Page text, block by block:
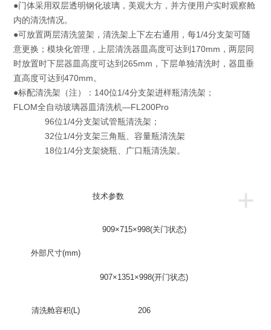
●门体采用双层透明钢化玻璃，美观大方，并方便用户实时观察舱
内的清洗情况。
●可放置两层清洗篮架，清洗架上下左右通用，每1/4分支架可随
意更换；模块化管理，上层清洗器皿高度可达到170mm，两层同
时放置时下层器皿高度可达到265mm，下层单独清洗时，器皿垂
直高度可达到470mm。
●标配清洗架（注）：140位1/4分支架进样瓶清洗架；
FLOM全自动玻璃器皿清洗机—FL200Pro
96位1/4分支架试管瓶清洗架；
32位1/4分支架三角瓶、容量瓶清洗架
18位1/4分支架烧瓶、广口瓶清洗架。
+
技术参数
外部尺寸(mm)
909×715×998(关门状态)
907×1351×998(开门状态)
清洗舱容积(L) 206